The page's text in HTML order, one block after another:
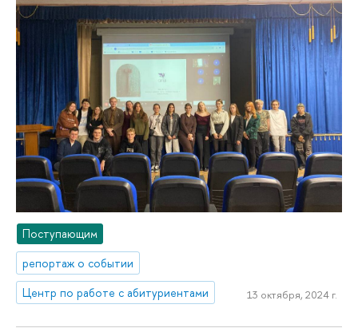
Поступающим
репортаж о событии
Центр по работе с абитуриентами
13 октября, 2024 г.